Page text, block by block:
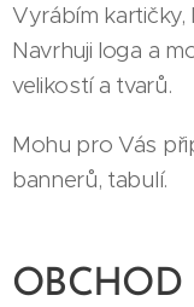
Vyrábím kartičky,
Navrhuji loga a
velikostí a tvarů.
Mohu pro Vás
bannerů, tabulí.
OBCHOD